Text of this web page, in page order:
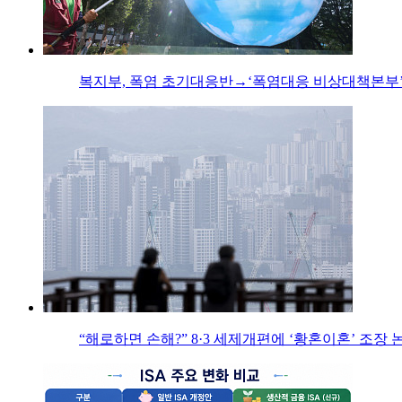
복지부, 폭염 초기대응반→‘폭염대응 비상대책본부
“해로하면 손해?” 8·3 세제개편에 ‘황혼이혼’ 조장